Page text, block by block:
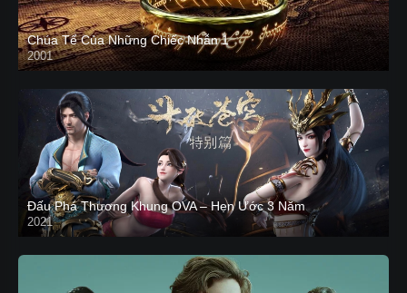
Chúa Tể Của Những Chiếc Nhẫn 1
2001
Đấu Phá Thương Khung OVA – Hẹn Ước 3 Năm
2021